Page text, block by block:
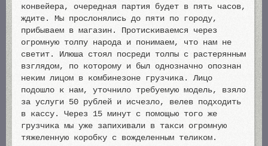
конвейера, очередная партия будет в пять часов,
ждите. Мы прослонялись до пяти по городу,
прибываем в магазин. Протискиваемся через
огромную толпу народа и понимаем, что нам не
светит. Илюша стоял посреди толпы с растерянным
взглядом, по которому и был однозначно опознан
неким лицом в комбинезоне грузчика. Лицо
подошло к нам, уточнило требуемую модель, взяло
за услуги 50 рублей и исчезло, велев подходить
в кассу. Через 15 минут с помощью того же
грузчика мы уже запихивали в такси огромную
тяжеленную коробку с вожделенным теликом.